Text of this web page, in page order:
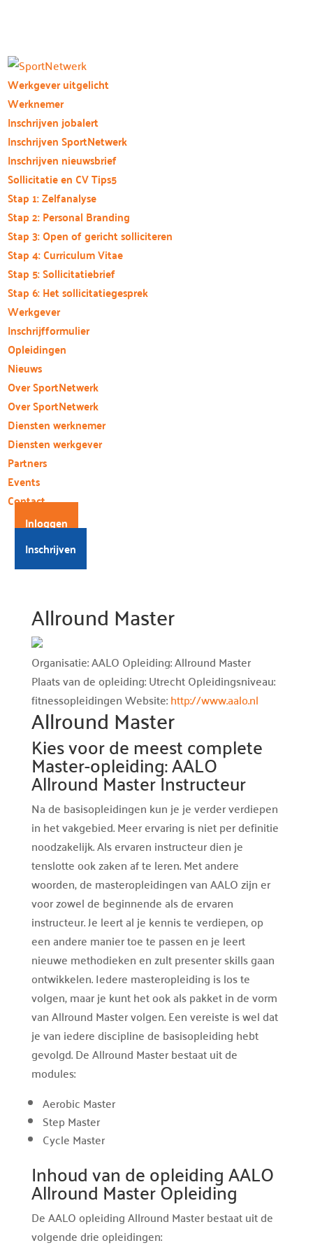
Werkgever uitgelicht
Werknemer
Inschrijven jobalert
Inschrijven SportNetwerk
Inschrijven nieuwsbrief
Sollicitatie en CV Tips
Stap 1: Zelfanalyse
Stap 2: Personal Branding
Stap 3: Open of gericht solliciteren
Stap 4: Curriculum Vitae
Stap 5: Sollicitatiebrief
Stap 6: Het sollicitatiegesprek
Werkgever
Inschrijfformulier
Opleidingen
Nieuws
Over SportNetwerk
Over SportNetwerk
Diensten werknemer
Diensten werkgever
Partners
Events
Contact
Inloggen
Inschrijven
Allround Master
Organisatie: AALO Opleiding: Allround Master
Plaats van de opleiding: UtrechtOpleidingsniveau:
fitnessopleidingenWebsite:http://www.aalo.nl
Allround Master
Kies voor de meest complete
Master-opleiding: AALO
Allround Master Instructeur
Na de basisopleidingen kun je je verder verdiepen
in het vakgebied. Meer ervaring is niet per definitie
noodzakelijk. Als ervaren instructeur dien je
tenslotte ook zaken af te leren. Met andere
woorden, de masteropleidingen van AALO zijn er
voor zowel de beginnende als de ervaren
instructeur. Je leert al je kennis te verdiepen, op
een andere manier toe te passen en je leert
nieuwe methodieken en zult presenter skills gaan
ontwikkelen. Iedere masteropleiding is los te
volgen, maar je kunt het ook als pakket in de vorm
van Allround Master volgen. Een vereiste is wel dat
je van iedere discipline de basisopleiding hebt
gevolgd. De Allround Master bestaat uit de
modules:
Aerobic Master
Step Master
Cycle Master
Inhoud van de opleiding AALO
Allround Master Opleiding
De AALO opleiding Allround Master bestaat uit de
volgende drie opleidingen: